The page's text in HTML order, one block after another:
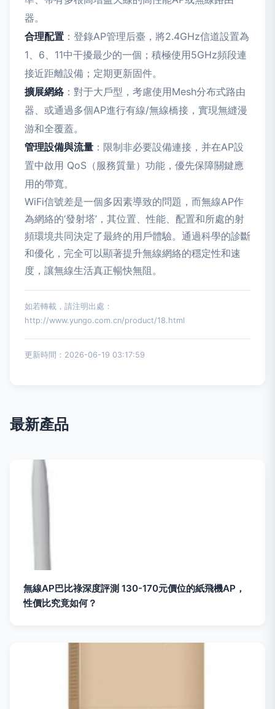
器。
合理配置 ：登錄AP管理后臺，將2.4GHz信道設置為
1、6、11中干擾最少的一個；積極使用5GHz頻段連
接近距離設備；定期更新固件。
擴展網絡：對于大戶型，考慮使用Mesh分布式路由
器、或通過多個AP進行有線/無線橋接，實現無縫漫
游和全覆蓋。
管理設備與流量 ：限制非必要設備連接，并在AP設
置中啟用 QoS（服務質量）功能，優先保障關鍵應
用的帶寬。
WiFi信號差是一個多因素導致的問題，而無線AP作
為網絡的‘發射塔’，其位置、性能、配置和所處的射
頻環境共同決定了最終的用戶體驗。通過科學的診斷
和優化，完全可以顯著提升無線網絡的穩定性和速
度，讓無線生活真正暢快無阻。
如若轉載，請注明出處：
http://www.yungo.com.cn/product/18.html
更新時間：2026-06-19 03:17:59
最新產品
無線AP巴比祿深度評測 130-170元價位的紙飛機AP，
性價比究竟如何？